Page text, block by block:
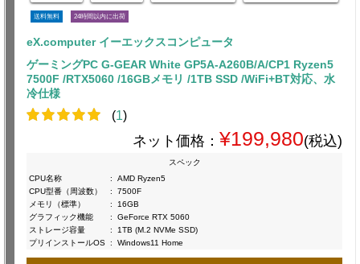
送料無料 24時間以内に出荷
eX.computer イーエックスコンピュータ
ゲーミングPC G-GEAR White GP5A-A260B/A/CP1 Ryzen5
7500F /RTX5060 /16GBメモリ /1TB SSD /WiFi+BT対応、水
冷仕様
(1)
ネット価格： ¥199,980(税込)
スペック
CPU名称
:
AMD Ryzen5
CPU型番（周波数）
:
7500F
メモリ（標準）
:
16GB
グラフィック機能
:
GeForce RTX 5060
ストレージ容量
:
1TB (M.2 NVMe SSD)
プリインストールOS : Windows11 Home